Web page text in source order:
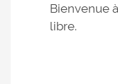
Bienvenue
libre.